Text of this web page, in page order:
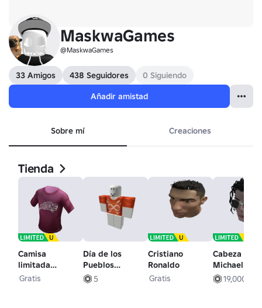
MaskwaGames
@MaskwaGames
33 Amigos 438 Seguidores
0 Siguiendo
Añadir amistad
Sobre mí Creaciones
Tienda
Camisa
limitada
exclusiva de
Gratis
Día de los
Pueblos
Indígenas
5
Cristiano
Ronaldo
Gratis
Cabeza de
Michael
Jackson
19,000